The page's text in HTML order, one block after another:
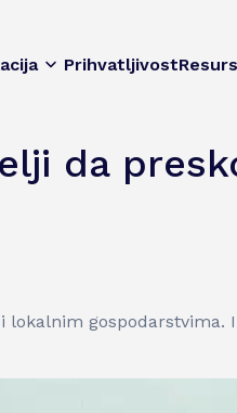
Prihvatljivost
da
gospodarstvima.